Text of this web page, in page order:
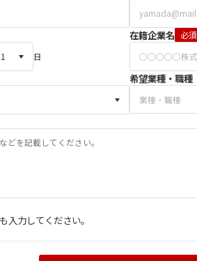
日
在籍企業名 必須
希望業種・職種
入力してください。